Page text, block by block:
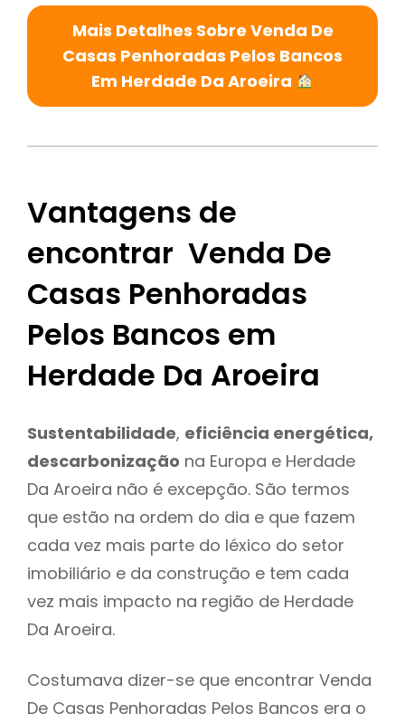
Mais Detalhes Sobre Venda De
Casas Penhoradas Pelos Bancos
Em Herdade Da Aroeira
Vantagens de
encontrar Venda De
Casas Penhoradas
Pelos Bancos em
Herdade Da Aroeira
Sustentabilidade, eficiência energética,
descarbonização na Europa e Herdade
Da Aroeira não é excepção. São termos
que estão na ordem do dia e que fazem
cada vez mais parte do léxico do setor
imobiliário e da construção e tem cada
vez mais impacto na região de Herdade
Da Aroeira.
Costumava dizer-se que encontrar Venda
De Casas Penhoradas Pelos Bancos era o